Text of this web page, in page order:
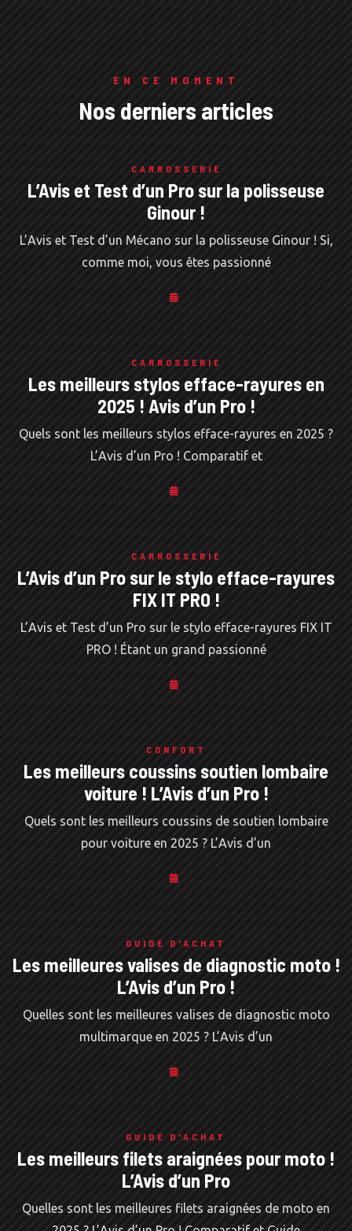
EN CE MOMENT
Nos derniers articles
CARROSSERIE
L’Avis et Test d’un Pro sur la polisseuse
Ginour !
L’Avis et Test d’un Mécano sur la polisseuse Ginour ! Si,
comme moi, vous êtes passionné
CARROSSERIE
Les meilleurs stylos efface-rayures en
2025 ! Avis d’un Pro !
Quels sont les meilleurs stylos efface-rayures en 2025 ?
L’Avis d’un Pro ! Comparatif et
CARROSSERIE
L’Avis d’un Pro sur le stylo efface-rayures
FIX IT PRO !
L’Avis et Test d’un Pro sur le stylo efface-rayures FIX IT
PRO ! Étant un grand passionné
CONFORT
Les meilleurs coussins soutien lombaire
voiture ! L’Avis d’un Pro !
Quels sont les meilleurs coussins de soutien lombaire
pour voiture en 2025 ? L’Avis d’un
GUIDE D'ACHAT
Les meilleures valises de diagnostic moto !
L’Avis d’un Pro !
Quelles sont les meilleures valises de diagnostic moto
multimarque en 2025 ? L’Avis d’un
GUIDE D'ACHAT
Les meilleurs filets araignées pour moto !
L’Avis d’un Pro
Quelles sont les meilleures filets araignées de moto en